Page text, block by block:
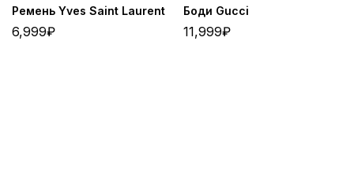
Ремень Yves Saint Laurent
6,999₽
Боди Gucci
11,999₽